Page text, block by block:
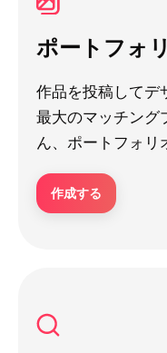
ポートフォ
作品を投稿してデ
最大のマッチング
ん、ポートフォリ
作成する